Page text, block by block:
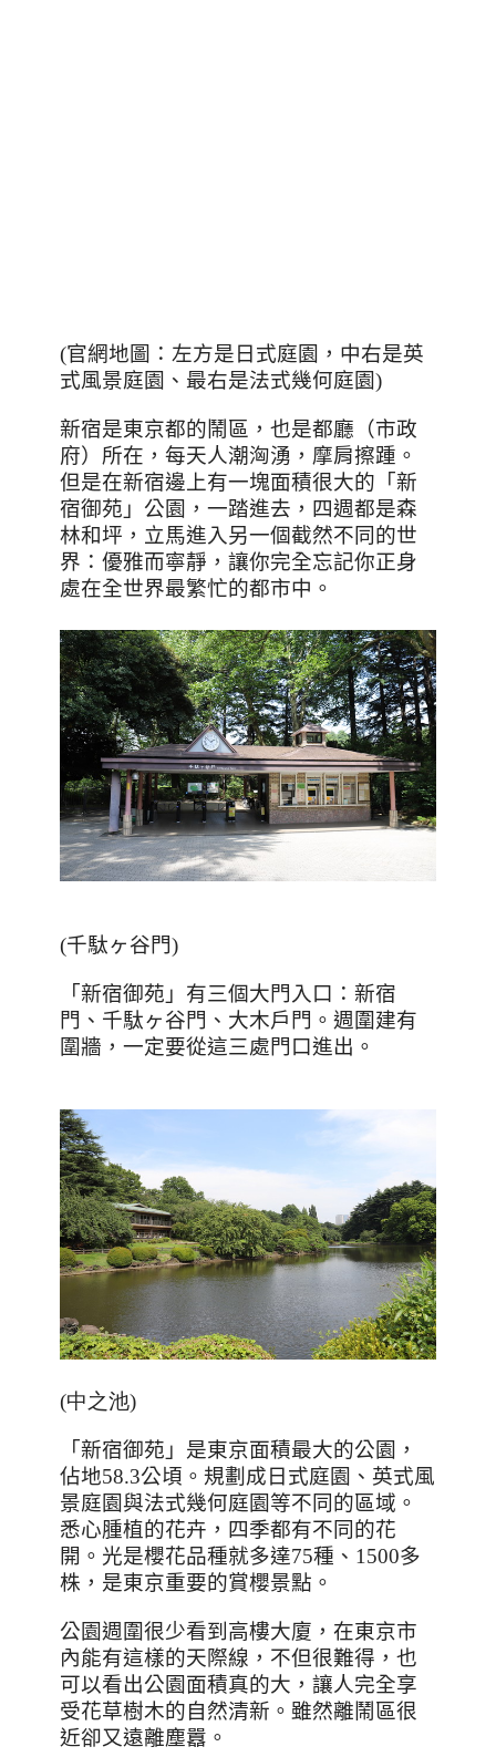
(官網地圖：左方是日式庭園，中右是英
式風景庭園、最右是法式幾何庭園)
新宿是東京都的鬧區，也是都廳（市政
府）所在，每天人潮洶湧，摩肩擦踵。
但是在新宿邊上有一塊面積很大的「新
宿御苑」公園，一踏進去，四週都是森
林和坪，立馬進入另一個截然不同的世
界：優雅而寧靜，讓你完全忘記你正身
處在全世界最繁忙的都市中。
(千駄ヶ谷門)
「新宿御苑」有三個大門入口：新宿
門、千駄ヶ谷門、大木戶門。週圍建有
圍牆，一定要從這三處門口進出。
(中之池)
「新宿御苑」是東京面積最大的公園，
佔地58.3公頃。規劃成日式庭園、英式風
景庭園與法式幾何庭園等不同的區域。
悉心腫植的花卉，四季都有不同的花
開。光是櫻花品種就多達75種、 1500多
株，是東京重要的賞櫻景點。
公園週圍很少看到高樓大廈，在東京市
內能有這樣的天際線，不但很難得，也
可以看出公園面積真的大，讓人完全享
受花草樹木的自然清新。雖然離鬧區很
近卻又遠離塵囂。